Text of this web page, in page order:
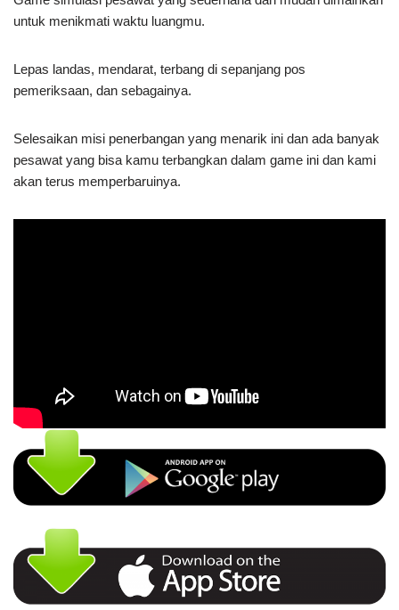
untuk menikmati waktu luangmu.
Lepas landas, mendarat, terbang di sepanjang pos
pemeriksaan, dan sebagainya.
Selesaikan misi penerbangan yang menarik ini dan ada banyak
pesawat yang bisa kamu terbangkan dalam game ini dan kami
akan terus memperbaruinya.